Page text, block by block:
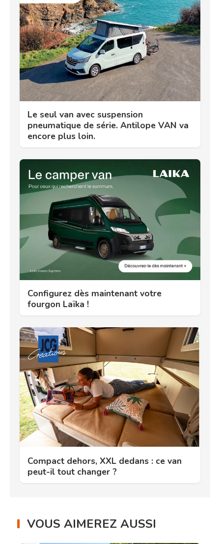
Le seul van avec suspension
pneumatique de série. Antilope VAN va
encore plus loin.
Configurez dès maintenant votre
fourgon Laïka !
Compact dehors, XXL dedans : ce van
peut-il tout changer ?
VOUS AIMEREZ AUSSI